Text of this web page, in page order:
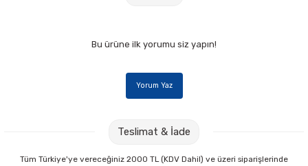
Zımba Telleri
Daksiller
Ebru Boyaları
Guaj Boyaları
Bu ürüne ilk yorumu siz yapın!
Yorum Yaz
Teslimat & İade
Tüm Türkiye'ye vereceğiniz 2000 TL (KDV Dahil) ve üzeri siparişlerinde